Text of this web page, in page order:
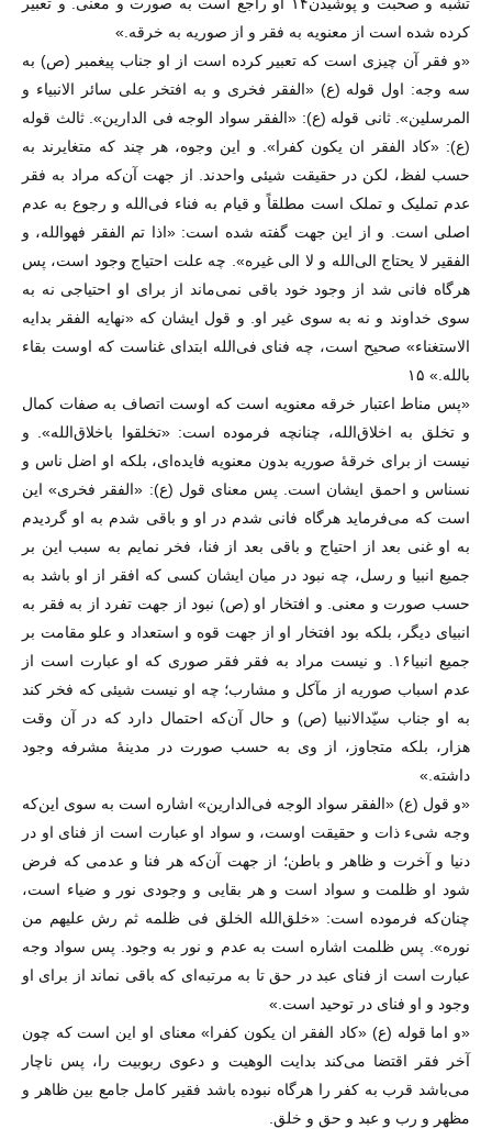
کرده شده است از معنویه به فقر و از صوریه به خرقه.»
«و فقر آن چیزی است که تعبیر کرده است از او جناب پیغمبر (ص) به
سه وجه: اول قوله (ع) «الفقر فخری و به افتخر علی سائر الانبیاء و
المرسلین». ثانی قوله (ع): «الفقر سواد الوجه فی الدارین». ثالث قوله
(ع): «کاد الفقر ان یکون کفرا». و این وجوه، هر چند که متغایرند به
حسب لفظ، لکن در حقیقت شیئی واحدند. از جهت آن‌که مراد به فقر
عدم تملیک و تملک است مطلقاً و قیام به فناء فی‌الله و رجوع به عدم
اصلی است. و از این جهت گفته شده است: «اذا تم الفقر فهوالله، و
الفقیر لا یحتاج الی‌الله و لا الی غیره». چه علت احتیاج وجود است، پس
هر‌گاه فانی شد از وجود خود باقی نمی‌ماند از برای او احتیاجی نه به
سوی خداوند و نه به سوی غیر او. و قول ایشان که «نهایه الفقر بدایه
الاستغناء» صحیح است، چه فنای فی‌الله ابتدای غناست که اوست بقاء
بالله.» ۱۵
«پس مناط اعتبار خرقه معنویه است که اوست اتصاف به صفات کمال
و تخلق به اخلاق‌الله، چنانچه فرموده است: «‌تخلقوا باخلاق‌الله». و
نیست از برای خرقهٔ صوریه بدون معنویه فایده‌ای، بلکه او اضل ناس و
نسناس و احمق ایشان است. پس معنای قول (ع): «الفقر فخری» این
است که می‌فرماید هرگاه فانی شدم در او و باقی شدم به او گردیدم
به او غنی بعد از احتیاج و باقی بعد از فنا، فخر نمایم به سبب این بر
جمیع انبیا و رسل، چه نبود در میان ایشان کسی که افقر از او باشد به
حسب صورت و معنی. و افتخار او (ص) نبود از جهت تفرد از به فقر به
انبیای دیگر، بلکه بود افتخار او از جهت قوه و استعداد و علو مقامت بر
جمیع انبیا۱۶. و نیست مراد به فقر فقر صوری که او عبارت است از
عدم اسباب صوریه از مآکل و مشارب؛ چه او نیست شیئی که فخر کند
به او جناب سیّدالانبیا (ص) و حال آن‌که احتمال دارد که در آن وقت
هزار، بلکه متجاوز، از وی به حسب صورت در مدینهٔ مشرفه وجود
داشته.»
«و قول (ع) «الفقر سواد الوجه فی‌الدارین» اشاره است به سوی این‌که
وجه شیء ذات و حقیقت اوست، و سواد او عبارت است از فنای او در
دنیا و آخرت و ظاهر و باطن؛ از جهت آن‌که هر فنا و عدمی که فرض
شود او ظلمت و سواد است و هر بقایی و وجودی نور و ضیاء است،
چنان‌که فرموده است: «خلق‌الله الخلق فی ظلمه ثم رش علیهم من
نوره». پس ظلمت اشاره است به عدم و نور به وجود. پس سواد وجه
عبارت است از فنای عبد در حق تا به مرتبه‌ای که باقی نماند از برای او
وجود و او فنای در توحید است.»
«و اما قوله (ع) «کاد الفقر ان یکون کفرا» معنای او این است که چون
آخر فقر اقتضا می‌کند بدایت الوهیت و دعوی ربوبیت را، پس ناچار
می‌باشد قرب به کفر را هرگاه نبوده باشد فقیر کامل جامع بین ظاهر و
مظهر و رب و عبد و حق و خلق.